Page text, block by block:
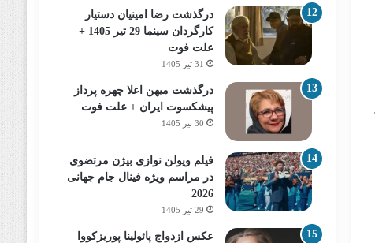
درگذشت رضا امینیان دستیار
کارگردان سینما 29 تیر 1405 +
علت فوت
31 تیر 1405
درگذشت میهن اعلا چهره پرداز
پیشکسوت ایران + علت فوت
30 تیر 1405
فیلم ویولن نوازی بیژن مرتضوی
در مراسم ویژه فینال جام جهانی
2026
29 تیر 1405
عکس ازدواج پائولینا پوریزکووا